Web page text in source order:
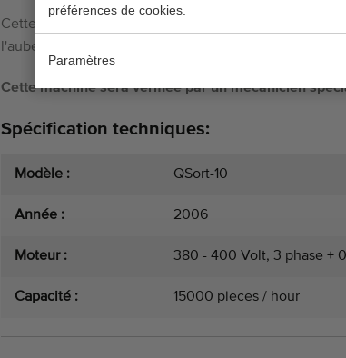
préférences de cookies.
Paramètres
Cette calibreuse peut également être utilisée pour
l'aubergine et la courgette.
Cette machine sera vérifiée par un mécanicien
Spécification techniques:
Modèle : QSort-10
Année : 2006
Moteur : 380 - 400 Volt, 3 phase +
Capacité : 15000 pieces / hour